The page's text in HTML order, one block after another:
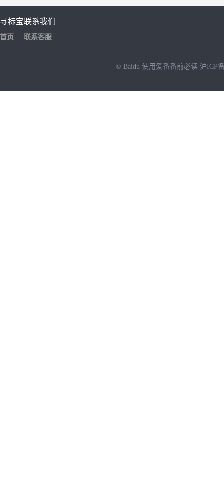
寻标宝
首页
联系我们
联系客服
© Baidu 使用爱番番前必读 沪ICP